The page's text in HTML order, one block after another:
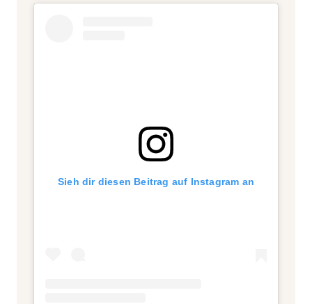
Sieh dir diesen Beitrag auf Instagram an